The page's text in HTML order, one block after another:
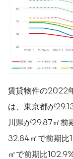
賃貸物件の2022
は、東京都が
川県が29.87㎡前
32.84㎡で前期比
㎡で前期比